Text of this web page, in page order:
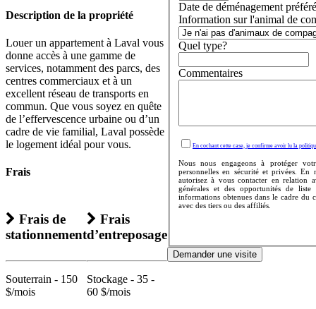
Description de la propriété
Louer un appartement à Laval vous
donne accès à une gamme de
services, notamment des parcs, des
centres commerciaux et à un
excellent réseau de transports en
commun. Que vous soyez en quête
de l’effervescence urbaine ou d’un
cadre de vie familial, Laval possède
le logement idéal pour vous.
Frais
Frais de
stationnement
Souterrain - 150
$/mois
Frais
d’entreposage
Stockage - 35 -
60 $/mois
Date de déménagement
Information sur l'animal de
Quel type?
Commentaires
En cochant cette case, je confirme avoir lu la
Nous nous engageons à protéger
personnelles en sécurité et privées.
autorisez à vous contacter en relation
générales et des opportunités de
informations obtenues dans le cadre du
avec des tiers ou des affiliés.
Demander une visite